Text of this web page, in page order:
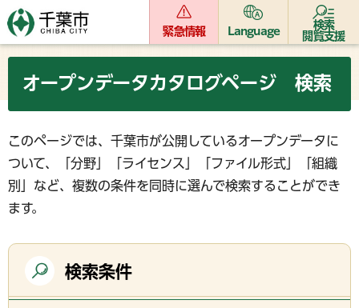
緊急情報 Language
検索
閲覧支援
オープンデータカタログページ 検索
このページでは、千葉市が公開しているオープンデータに
ついて、「分野」「ライセンス」「ファイル形式」「組織
別」など、複数の条件を同時に選んで検索することができ
ます。
検索条件